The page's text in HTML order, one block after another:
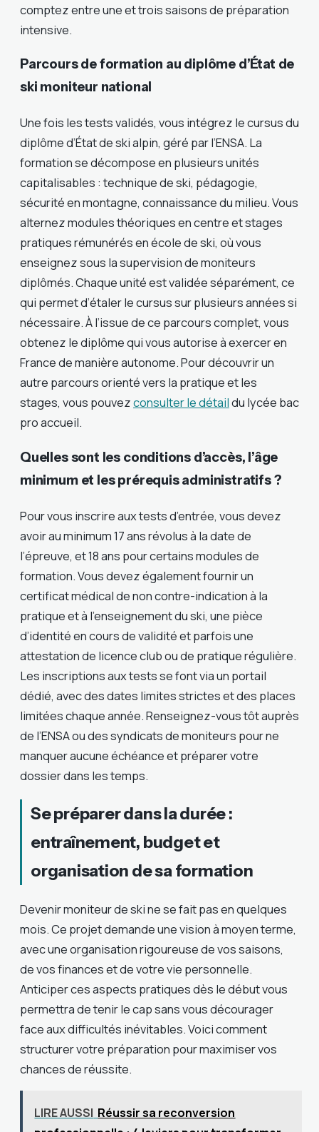
comptez entre une et trois saisons de préparation
intensive.
Parcours de formation au diplôme d’État de
ski moniteur national
Une fois les tests validés, vous intégrez le cursus du
diplôme d’État de ski alpin, géré par l’ENSA. La
formation se décompose en plusieurs unités
capitalisables : technique de ski, pédagogie,
sécurité en montagne, connaissance du milieu. Vous
alternez modules théoriques en centre et stages
pratiques rémunérés en école de ski, où vous
enseignez sous la supervision de moniteurs
diplômés. Chaque unité est validée séparément, ce
qui permet d’étaler le cursus sur plusieurs années si
nécessaire. À l’issue de ce parcours complet, vous
obtenez le diplôme qui vous autorise à exercer en
France de manière autonome. Pour découvrir un
autre parcours orienté vers la pratique et les
stages, vous pouvezconsulter le détaildu lycée bac
pro accueil.
Quelles sont les conditions d’accès, l’âge
minimum et les prérequis administratifs ?
Pour vous inscrire aux tests d’entrée, vous devez
avoir au minimum 17 ans révolus à la date de
l’épreuve, et 18 ans pour certains modules de
formation. Vous devez également fournir un
certificat médical de non contre-indication à la
pratique et à l’enseignement du ski, une pièce
d’identité en cours de validité et parfois une
attestation de licence club ou de pratique régulière.
Les inscriptions aux tests se font via un portail
dédié, avec des dates limites strictes et des places
limitées chaque année. Renseignez-vous tôt auprès
de l’ENSA ou des syndicats de moniteurs pour ne
manquer aucune échéance et préparer votre
dossier dans les temps.
Se préparer dans la durée :
entraînement, budget et
organisation de sa formation
Devenir moniteur de ski ne se fait pas en quelques
mois. Ce projet demande une vision à moyen terme,
avec une organisation rigoureuse de vos saisons,
de vos finances et de votre vie personnelle.
Anticiper ces aspects pratiques dès le début vous
permettra de tenir le cap sans vous décourager
face aux difficultés inévitables. Voici comment
structurer votre préparation pour maximiser vos
chances de réussite.
LIRE AUSSI Réussir sa reconversion